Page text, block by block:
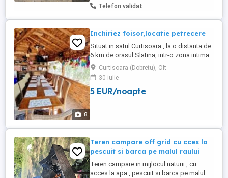
Telefon validat
8
Inchiriez foisor,locatie petrecere
Situat in satul Curtisoara , la o distanta de
6 km de orasul Slatina, intr-o zona intima
fara vecini ,este locul ideal pentru o
petrecere in mijlocul naturii. Va invitam sa
petreceti o zi minunata , la aer curat , in
compania prietenilor, familiei sau a
Curtisoara (Dobretu), Olt
30 iulie
5 EUR/noapte
Teren campare off grid cu cces la
pescuit si barca pe malul raului
Teren campare in mijlocul naturii , cu
acces la apa , pescuit si barca pe malul